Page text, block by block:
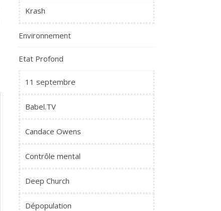
Krash
Environnement
Etat Profond
11 septembre
Babel.TV
Candace Owens
Contrôle mental
Deep Church
Dépopulation